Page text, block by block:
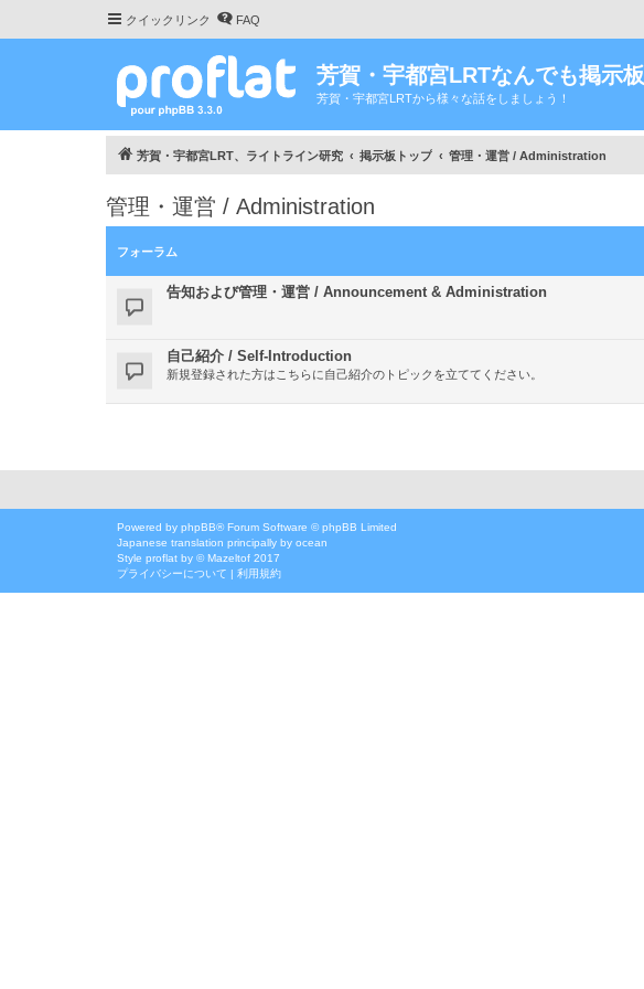
クイックリンク FAQ
芳賀・宇都宮LRTなんでも掲示板
芳賀・宇都宮LRTから様々な話をしましょう！
芳賀・宇都宮LRT、ライトライン研究 掲示板トップ 管理・運営 / Administration
管理・運営 / Administration
フォーラム
告知および管理・運営 / Announcement & Administration
自己紹介 / Self-Introduction
新規登録された方はこちらに自己紹介のトピックを立ててください。
Powered by phpBB® Forum Software © phpBB Limited
Japanese translation principally by ocean
Style proflat by ©Mazeltof 2017
プライバシーについて | 利用規約